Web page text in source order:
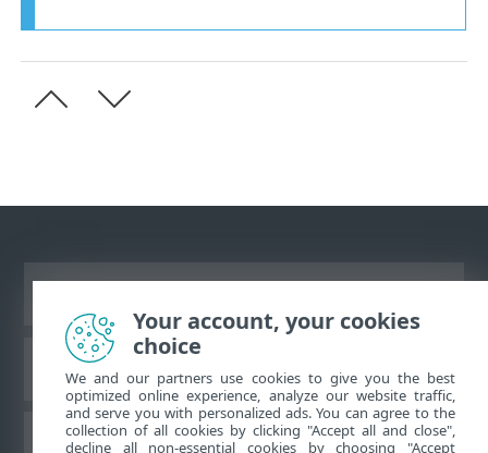
Base de connaissances ESET
Forum ESET
Your account, your cookies
choice
We and our partners use cookies to give you the best
optimized online experience, analyze our website traffic,
and serve you with personalized ads. You can agree to the
collection of all cookies by clicking "Accept all and close",
decline all non-essential cookies by choosing "Accept